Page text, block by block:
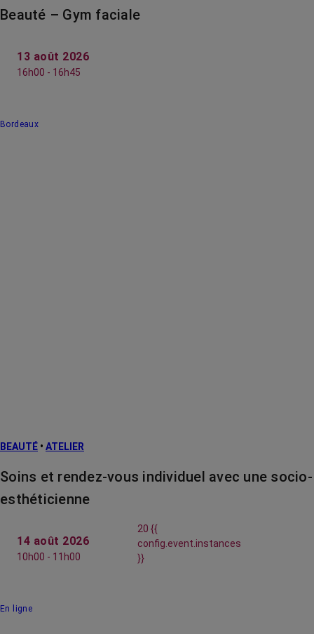
Beauté – Gym faciale
13 août 2026
16h00 - 16h45
Bordeaux
BEAUTÉ • ATELIER
Soins et rendez-vous individuel avec une socio-
esthéticienne
14 août 2026
10h00 - 11h00
20 {{
config.event.instances
}}
En ligne